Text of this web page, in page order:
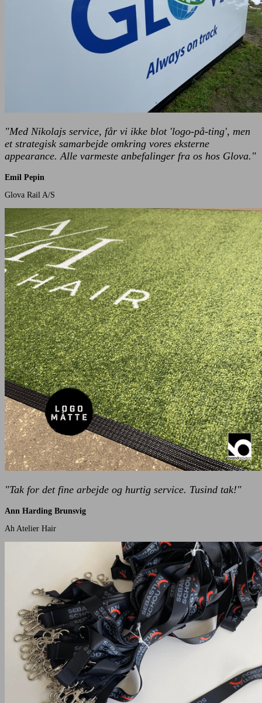
"Med Nikolajs service, får vi ikke blot 'logo-på-ting', men
et strategisk samarbejde omkring vores eksterne
appearance. Alle varmeste anbefalinger fra os hos Glova."
Emil Pepin
Glova Rail A/S
"Tak for det fine arbejde og hurtig service. Tusind tak!"
Ann Harding Brunsvig
Ah Atelier Hair